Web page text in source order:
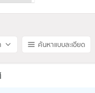
ค้นหาแบบละเอียด